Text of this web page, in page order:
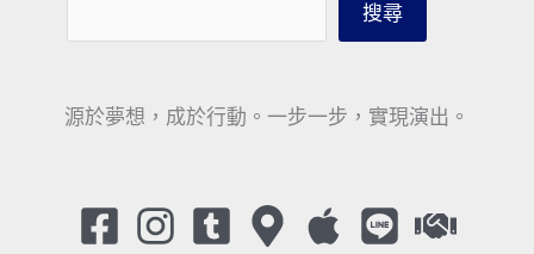
搜尋
源於夢想，成於行動。一步一步，實現演出。